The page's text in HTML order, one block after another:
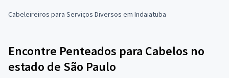
Cabeleireiros para Serviços Diversos em Indaiatuba
Encontre Penteados para Cabelos no
estado de São Paulo